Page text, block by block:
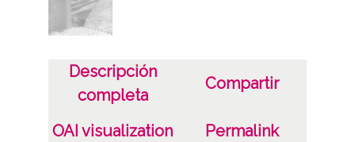
ENC-NP-001-001-042
CC BY-NC-SA 4.0
Descripción
completa
Compartir
OAI visualization Permalink